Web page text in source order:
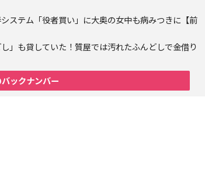
ステム「役者買い」に大奥の女中も病みつきに【前
」も貸していた！質屋では汚れたふんどしで金借り
ックナンバー